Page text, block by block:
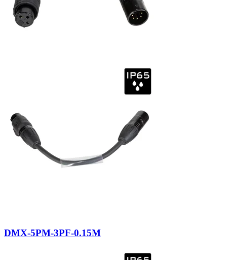
DMX-5PM-3PF-0.15M